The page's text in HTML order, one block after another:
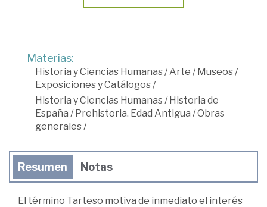
Materias:
Historia y Ciencias Humanas /Arte /Museos /
Exposiciones y Catálogos /
Historia y Ciencias Humanas /Historia de
España /Prehistoria. Edad Antigua /Obras
generales /
Resumen Notas
El término Tarteso motiva de inmediato el interés